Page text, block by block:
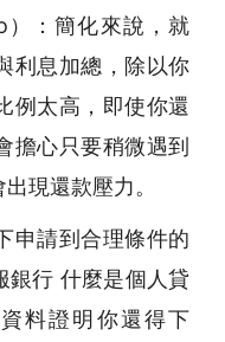
：簡化來說，就
利息加總，除以你
例太高，即使你還
擔心只要稍微遇到
現還款壓力。
申請到合理條件的
銀行 什麼是個人貸
料證明你還得下